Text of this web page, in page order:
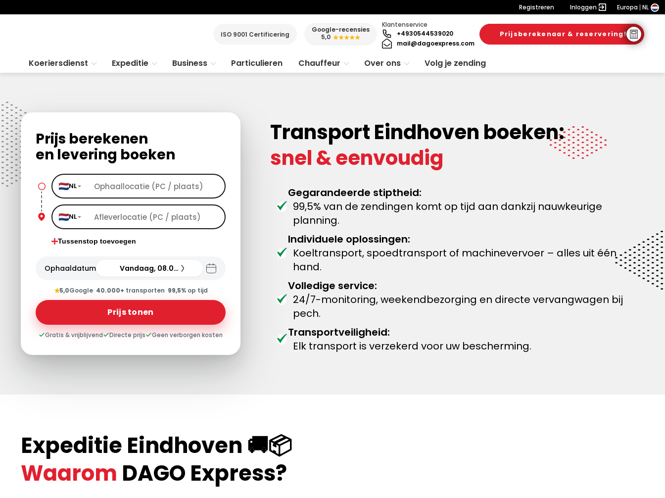
Registreren Inloggen Europa NL
ISO 9001 Certificering
Google-recensies
5,0 ★★★★★
Klantenservice
+4930544539020
mail@dagoexpress.com
Prijsberekenaar & reservering!
Koeriersdienst Expeditie Business Particulieren Chauffeur Over ons Volg je zending
Prijs berekenen
en levering boeken
NL
NL
Tussenstop toevoegen
Ophaaldatum Vandaag, 08.08.26
★5,0Google· 40.000+ transporten· 99,5%op tijd
Prijs tonen
Gratis & vrijblijvend Directe prijs Geen verborgen kosten
Transport Eindhoven boeken:
snel & eenvoudig
Gegarandeerde stiptheid:
99,5% van de zendingen komt op tijd aan dankzij nauwkeurige
planning.
Individuele oplossingen:
Koeltransport, spoedtransport of machinevervoer – alles uit één
hand.
Volledige service:
24/7-monitoring, weekendbezorging en directe vervangwagen bij
pech.
Transportveiligheid:
Elk transport is verzekerd voor uw bescherming.
Expeditie Eindhoven 🚚📦
Waarom DAGO Express?